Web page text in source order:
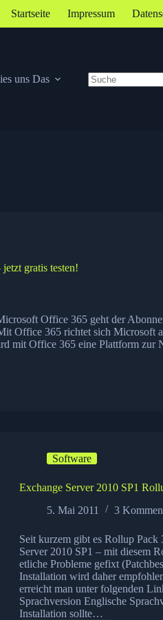
Startseite Impressum
uns Das
gratis testen!
Office 365 geht der
Office 365 richtet sich Microsoft
mit Office 365 eine Plattform zur
Software
Exchange Server 2010 SP1
5. Mai 2011
3
Seit kurzem gibt es Rollup Pack
Server 2010 SP1 – mit diesem
etliche Probleme gefixt
Installation wird daher
erreicht man unter folgenden
Sprachversion Englische
Installation sollte…